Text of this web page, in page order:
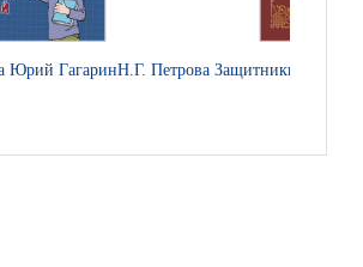
Юрий ГагаринН.Г. Петрова Защитники земли